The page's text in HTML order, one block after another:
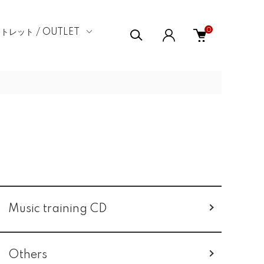
レット / OUTLET 0
Music training CD
Others